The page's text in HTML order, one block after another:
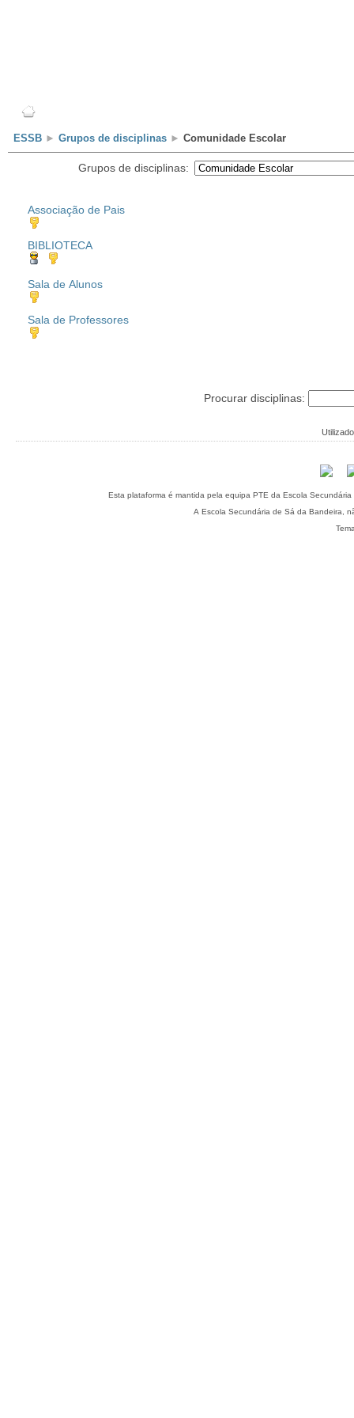
ESSB ► Grupos de disciplinas ► Comunidade Escolar
Grupos de disciplinas:
Associação de Pais
BIBLIOTECA
Sala de Alunos
Sala de Professores
Procurar disciplinas:
A Escola Secundária de Sá da Bandeira,